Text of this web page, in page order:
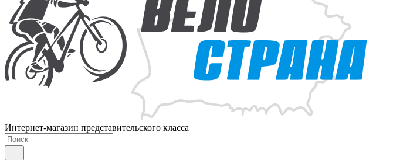
Интернет-магазин представительского класса